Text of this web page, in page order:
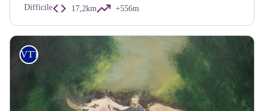
Difficile 17,2km +556m
VTT